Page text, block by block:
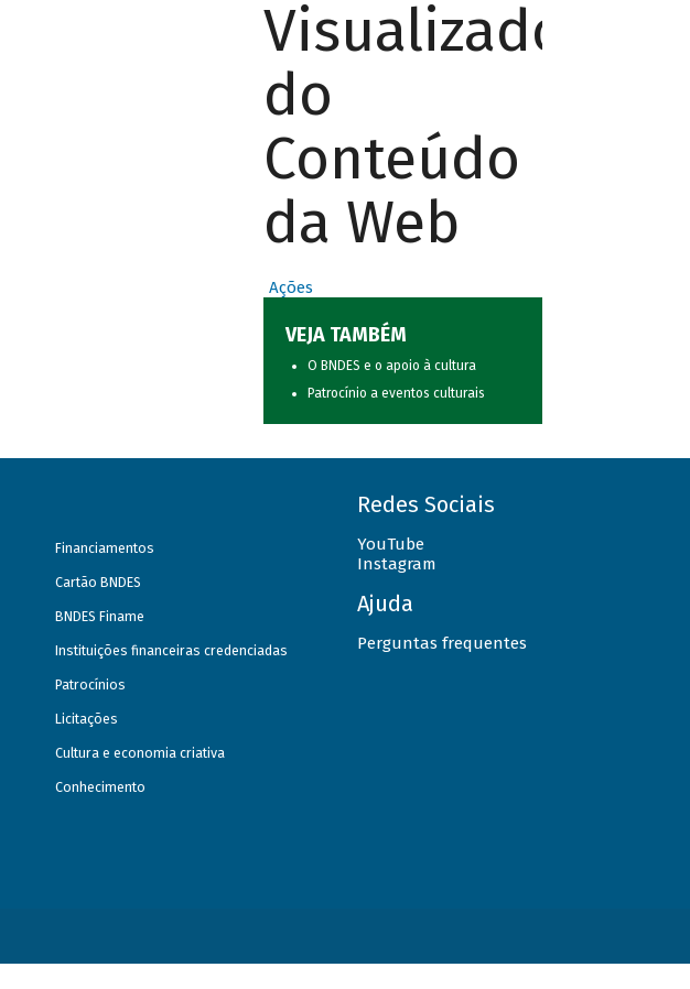
Visualizador
do
Conteúdo
da Web
Ações
VEJA TAMBÉM
O BNDES e o apoio à cultura
Patrocínio a eventos culturais
Financiamentos
Cartão BNDES
BNDES Finame
Instituições financeiras credenciadas
Patrocínios
Licitações
Cultura e economia criativa
Conhecimento
Redes Sociais
YouTube
Instagram
Ajuda
Perguntas frequentes